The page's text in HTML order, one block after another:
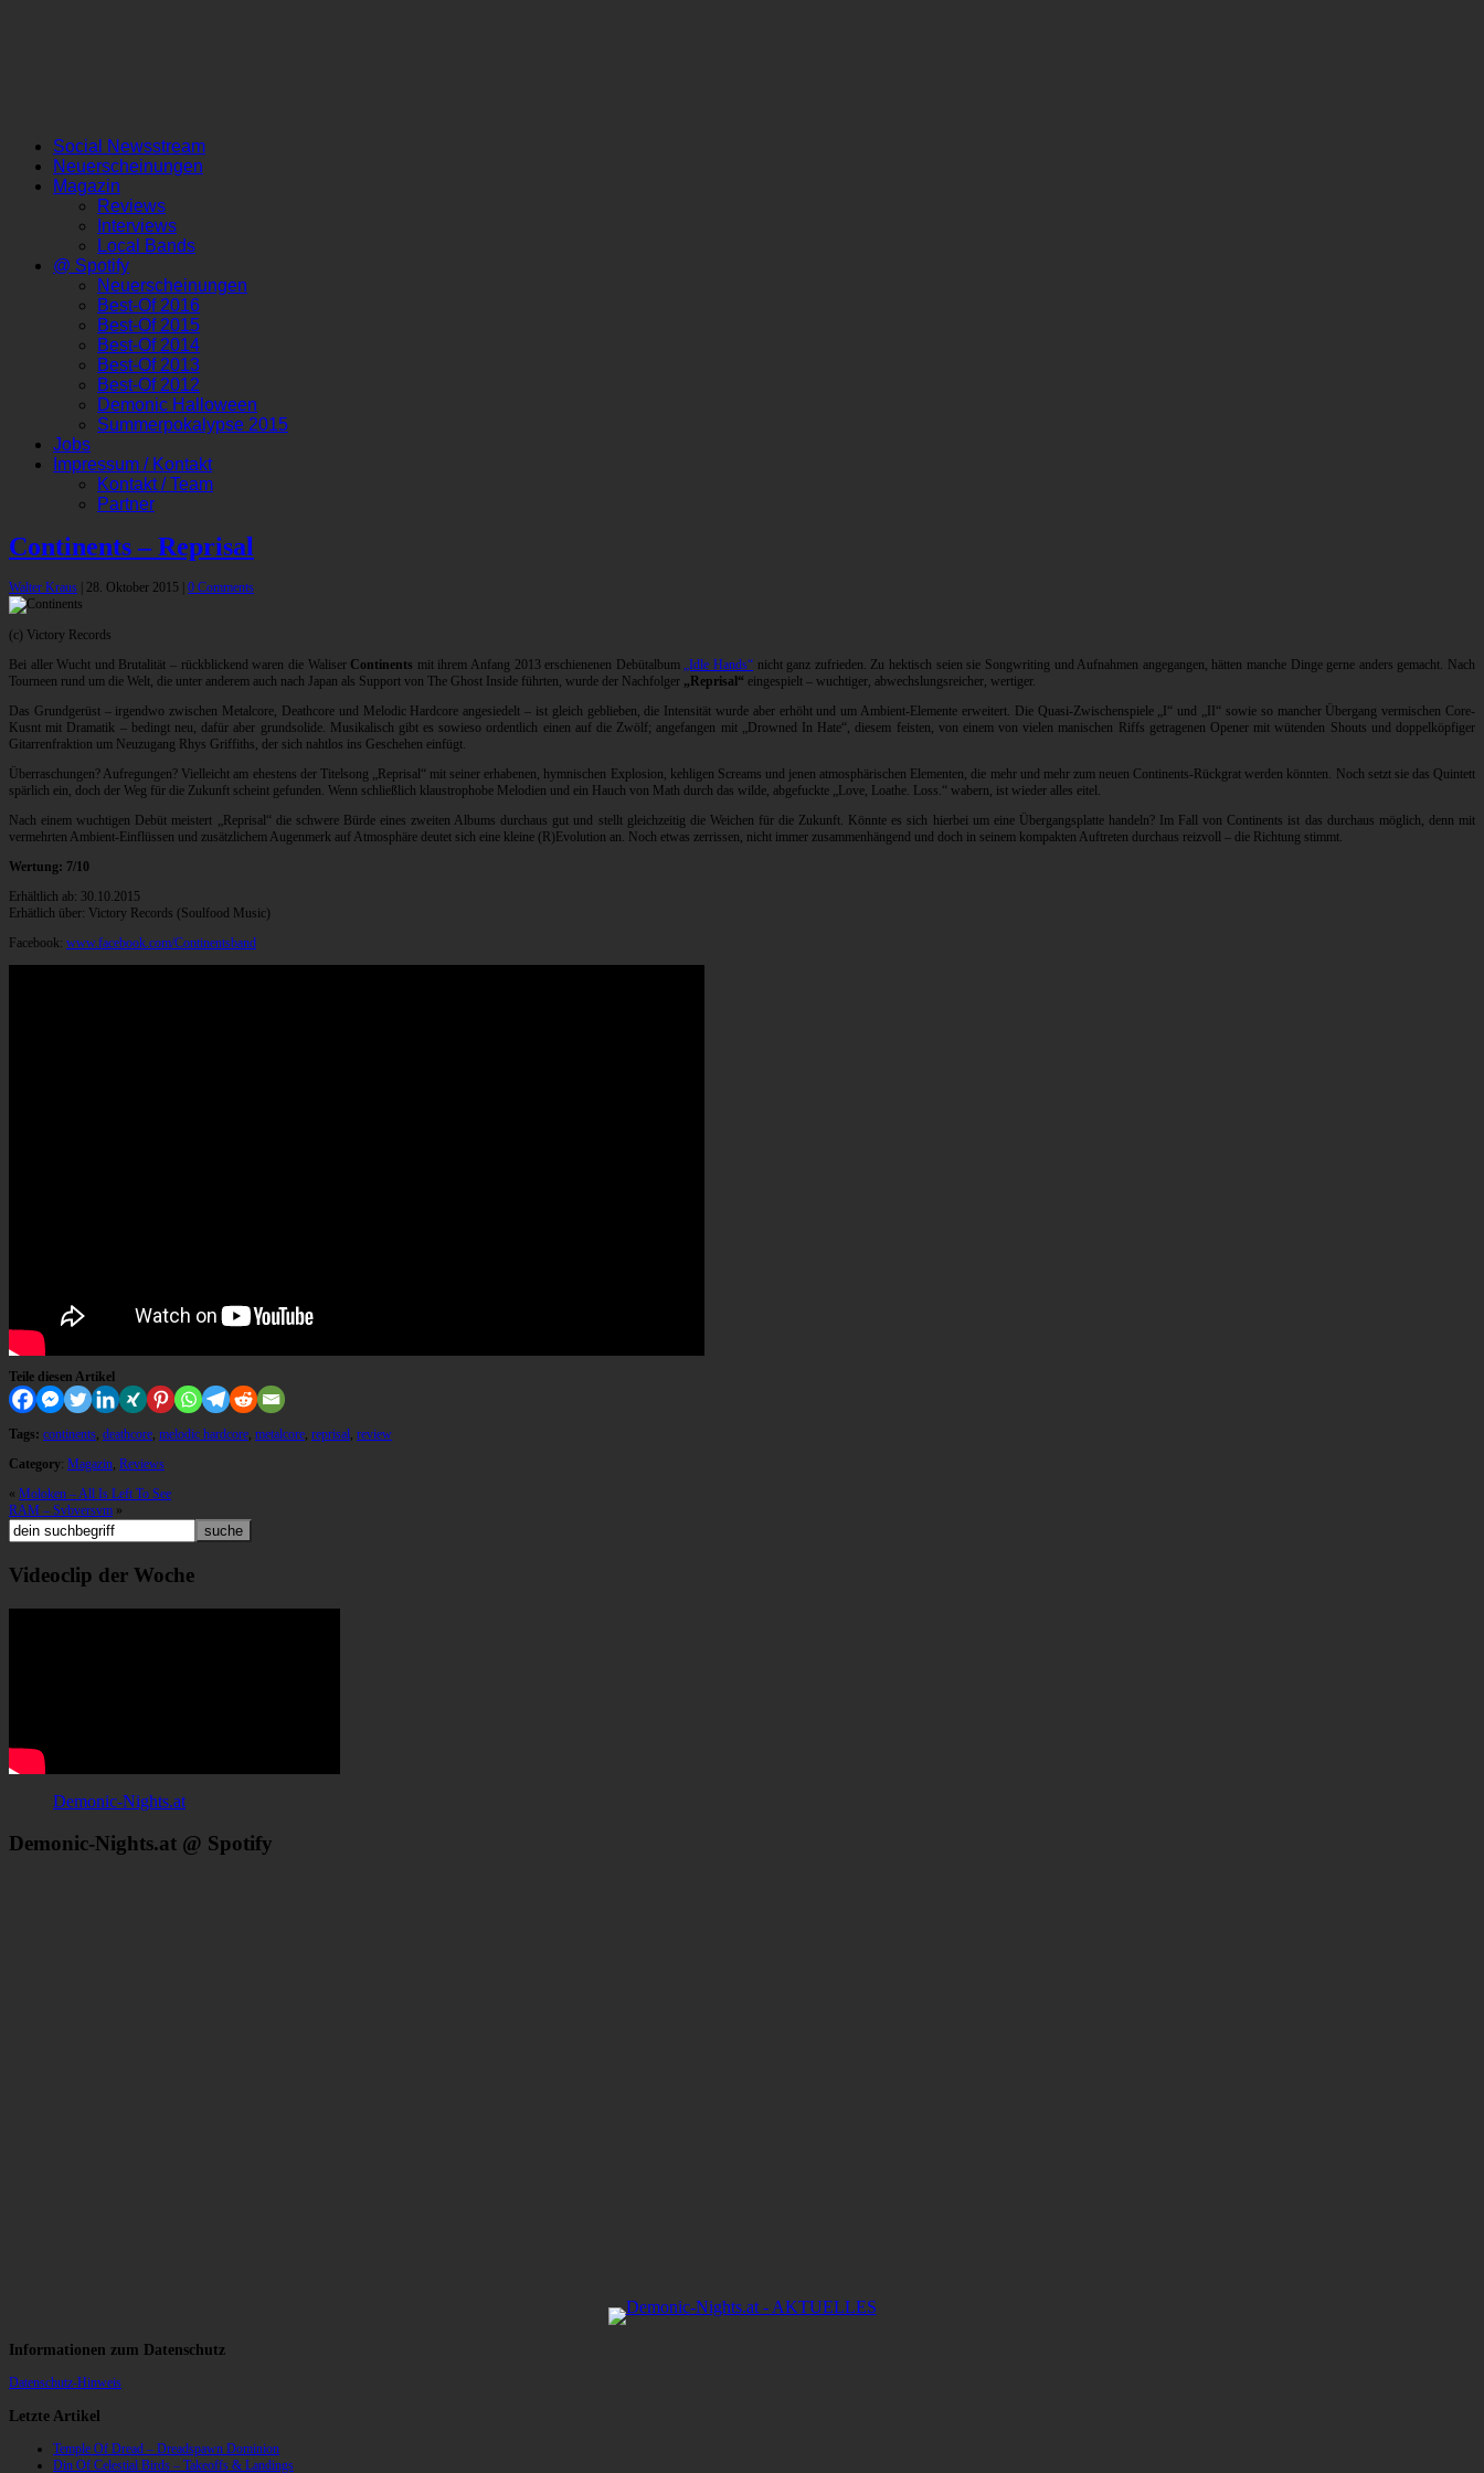
Social Newsstream
Neuerscheinungen
Magazin
Reviews
Interviews
Local Bands
@ Spotify
Neuerscheinungen
Best-Of 2016
Best-Of 2015
Best-Of 2014
Best-Of 2013
Best-Of 2012
Demonic Halloween
Summerpokalypse 2015
Jobs
Impressum / Kontakt
Kontakt / Team
Partner
Continents – Reprisal
Walter Kraus 28. Oktober 2015 0 Comments
(c) Victory Records
Bei aller Wucht und Brutalität – rückblickend waren die Waliser Continents mit ihrem Anfang 2013 erschienenen Debütalbum„Idle Hands“ nicht ganz zufrieden. Zu hektisch seien sie Songwriting und Aufnahmen angegangen, hätten manche Dinge gerne anders gemacht. Nach
Tourneen rund um die Welt, die unter anderem auch nach Japan als Support von The Ghost Inside führten, wurde der Nachfolger „Reprisal“ eingespielt – wuchtiger, abwechslungsreicher, wertiger.
Das Grundgerüst – irgendwo zwischen Metalcore, Deathcore und Melodic Hardcore angesiedelt – ist gleich geblieben, die Intensität wurde aber erhöht und um Ambient-Elemente erweitert. Die Quasi-Zwischenspiele „I“ und „II“ sowie so mancher Übergang vermischen Core-
Kusnt mit Dramatik – bedingt neu, dafür aber grundsolide. Musikalisch gibt es sowieso ordentlich einen auf die Zwölf; angefangen mit „Drowned In Hate“, diesem feisten, von einem von vielen manischen Riffs getragenen Opener mit wütenden Shouts und doppelköpfiger
Gitarrenfraktion um Neuzugang Rhys Griffiths, der sich nahtlos ins Geschehen einfügt.
Überraschungen? Aufregungen? Vielleicht am ehestens der Titelsong „Reprisal“ mit seiner erhabenen, hymnischen Explosion, kehligen Screams und jenen atmosphärischen Elementen, die mehr und mehr zum neuen Continents-Rückgrat werden könnten. Noch setzt sie das Quintett
spärlich ein, doch der Weg für die Zukunft scheint gefunden. Wenn schließlich klaustrophobe Melodien und ein Hauch von Math durch das wilde, abgefuckte „Love, Loathe. Loss.“ wabern, ist wieder alles eitel.
Nach einem wuchtigen Debüt meistert „Reprisal“ die schwere Bürde eines zweiten Albums durchaus gut und stellt gleichzeitig die Weichen für die Zukunft. Könnte es sich hierbei um eine Übergangsplatte handeln? Im Fall von Continents ist das durchaus möglich, denn mit
vermehrten Ambient-Einflüssen und zusätzlichem Augenmerk auf Atmosphäre deutet sich eine kleine (R)Evolution an. Noch etwas zerrissen, nicht immer zusammenhängend und doch in seinem kompakten Auftreten durchaus reizvoll – die Richtung stimmt.
Wertung: 7/10
Erhältlich ab: 30.10.2015
Erhätlich über: Victory Records (Soulfood Music)
Facebook: www.facebook.com/Continentsband
Teile diesen Artikel
Tags: continents, deathcore, melodic hardcore, metalcore, reprisal, review
Category: Magazin, Reviews
« Moloken – All Is Left To See
RAM – Svbversvm »
Videoclip der Woche
Demonic-Nights.at
Demonic-Nights.at @ Spotify
Informationen zum Datenschutz
Datenschutz-Hinweis
Letzte Artikel
Temple Of Dread – Dreadspawn Dominion
Din Of Celestial Birds – Takeoffs & Landings